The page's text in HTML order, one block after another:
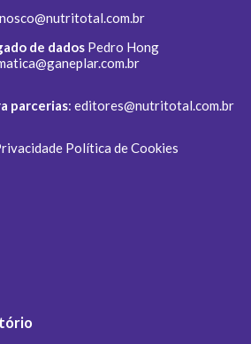
de dados Pedro Hong
parcerias: editores@nutritotal.com.br
Política de Cookies